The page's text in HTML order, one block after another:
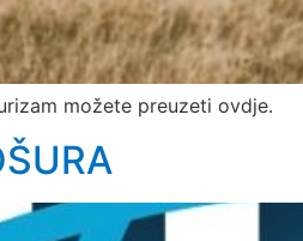
možete preuzeti ovdje.